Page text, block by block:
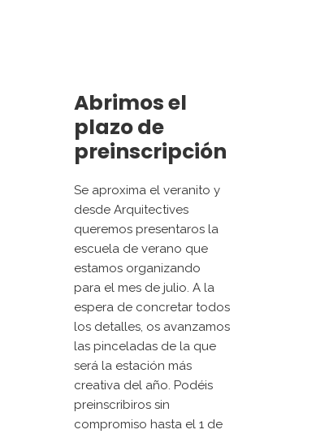
Abrimos el
plazo de
preinscripción
Se aproxima el veranito y
desde Arquitectives
queremos presentaros la
escuela de verano que
estamos organizando
para el mes de julio. A la
espera de concretar todos
los detalles, os avanzamos
las pinceladas de la que
será la estación más
creativa del año. Podéis
preinscribiros sin
compromiso hasta el 1 de